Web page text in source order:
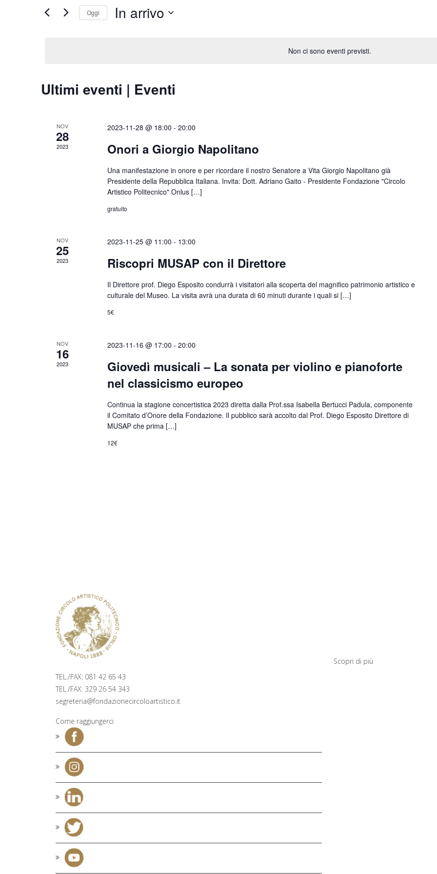
Non ci sono eventi previsti.
viste
Navigazione
Cerca
Oggi In arrivo
Ultimi eventi | Eventi
NOV
28
2023
2023-11-28 @ 18:00 - 20:00
Onori a Giorgio Napolitano
Una manifestazione in onore e per ricordare il nostro Senatore a Vita Giorgio Napolitano già
Presidente della Repubblica Italiana. Invita: Dott. Adriano Gaito - Presidente Fondazione "Circolo
Artistico Politecnico" Onlus […]
gratuito
NOV
25
2023
2023-11-25 @ 11:00 - 13:00
Riscopri MUSAP con il Direttore
Il Direttore prof. Diego Esposito condurrà i visitatori alla scoperta del magnifico patrimonio artistico e
culturale del Museo. La visita avrà una durata di 60 minuti durante i quali si […]
5€
NOV
16
2023
2023-11-16 @ 17:00 - 20:00
Giovedì musicali – La sonata per violino e pianoforte
nel classicismo europeo
Continua la stagione concertistica 2023 diretta dalla Prof.ssa Isabella Bertucci Padula, componente
il Comitato d’Onore della Fondazione. Il pubblico sarà accolto dal Prof. Diego Esposito Direttore di
MUSAP che prima […]
12€
TEL./FAX: 081 42 65 43
TEL./FAX: 329 26 54 343
segreteria@fondazionecircoloartistico.it
Come raggiungerci
Scopri di più